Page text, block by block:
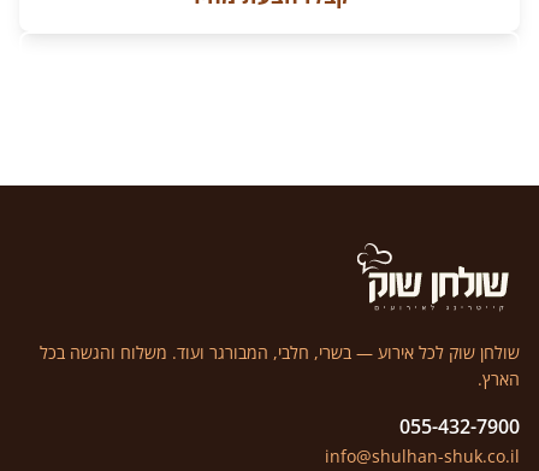
שולחן שוק לכל אירוע — בשרי, חלבי, המבורגר ועוד. משלוח והגשה בכל
הארץ.
055-432-7900
info@shulhan-shuk.co.il